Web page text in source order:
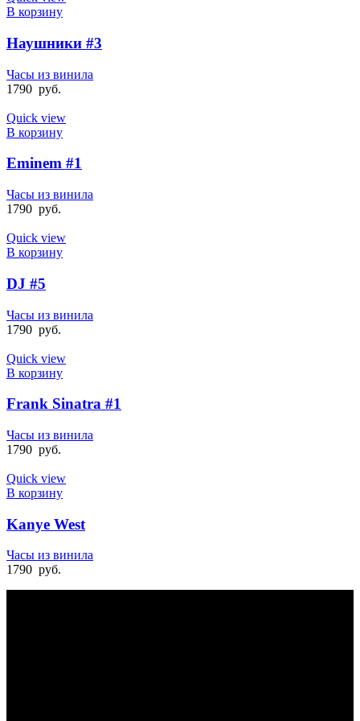
В корзину
Наушники #3
Часы из винила
1790 руб.
Quick view
В корзину
Eminem #1
Часы из винила
1790 руб.
Quick view
В корзину
DJ #5
Часы из винила
1790 руб.
Quick view
В корзину
Frank Sinatra #1
Часы из винила
1790 руб.
Quick view
В корзину
Kanye West
Часы из винила
1790 руб.